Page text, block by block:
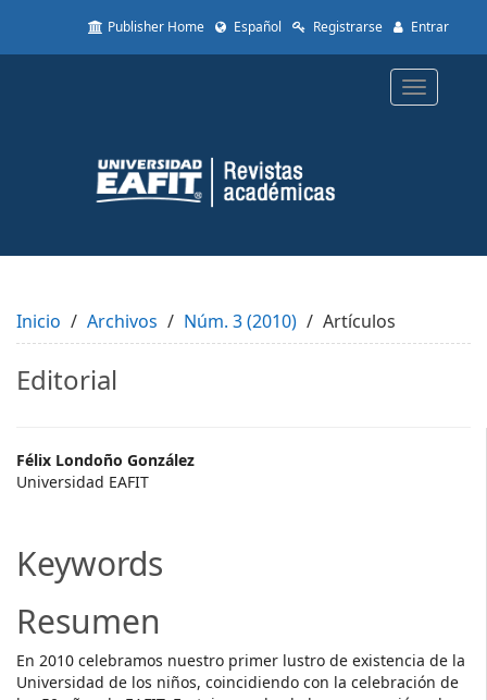
to
Content
Sidebar
Publisher Home Español Registrarse Entrar
Toggle
Inicio Archivos Núm. 3 (2010) Artículos
Editorial
Main
Article
Félix Londoño González
Universidad EAFIT
Keywords
Resumen
En 2010 celebramos nuestro primer lustro de existencia de la
Universidad de los niños, coincidiendo con la celebración de